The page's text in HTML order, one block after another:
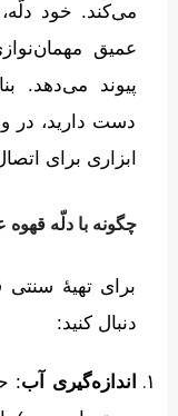
می‌کند. خود
عمیق
پیوند می‌دهد.
دست دارید، در
ابزاری برای
چگونهبا دلّه قهوه
برای تهیهٔ سنتی
دنبال کنید:
اندازه‌گیری آب: